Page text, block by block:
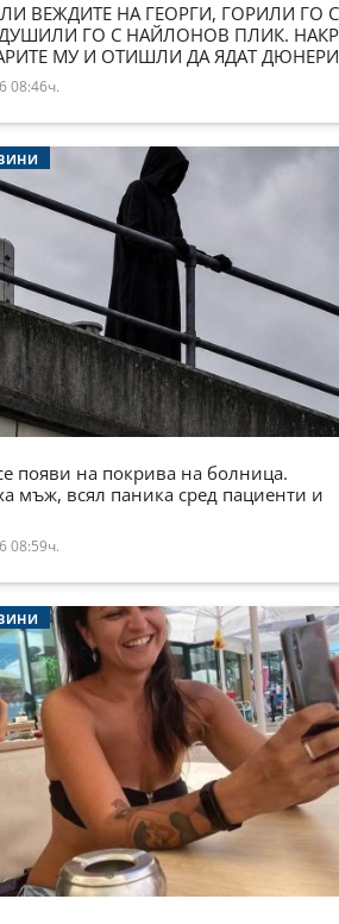
ВЕЖДИТЕ НА ГЕОРГИ, ГОРИЛИ ГО С
ГО С НАЙЛОНОВ ПЛИК.
МУ И ОТИШЛИ ДА ЯДАТ ДЮНЕРИ
08:46ч.
появи на покрива на болница.
мъж, всял паника сред пациенти и
08:59ч.